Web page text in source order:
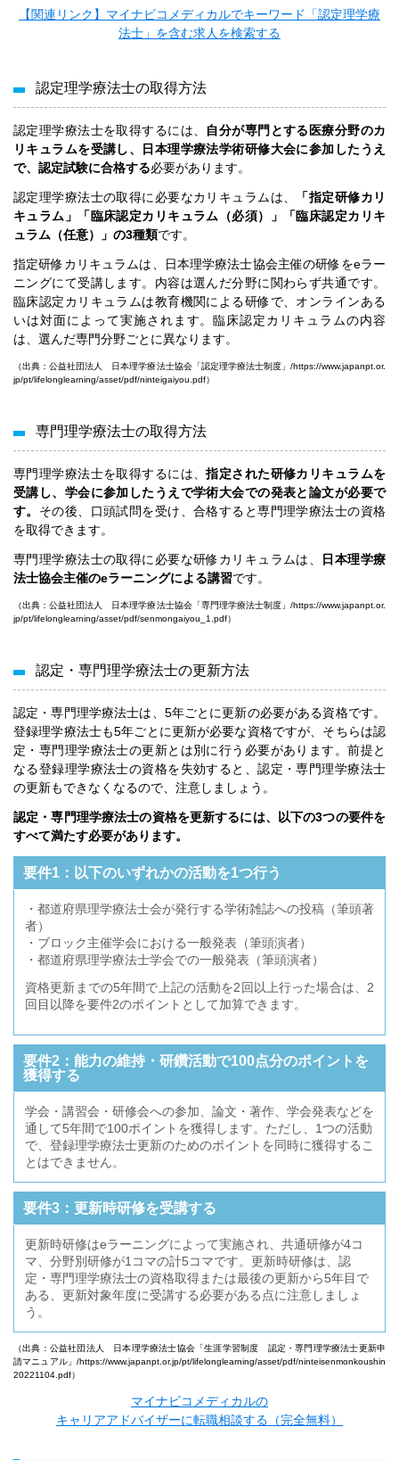
【関連リンク】マイナビコメディカルでキーワード「認定理学療
法士」を含む求人を検索する
認定理学療法士の取得方法
認定理学療法士を取得するには、 自分が専門とする医療分野のカ
リキュラムを受講し、日本理学療法学術研修大会に参加したうえ
で、認定試験に合格する必要があります。
認定理学療法士の取得に必要なカリキュラムは、
「指定研修カリ
キュラム」「臨床認定カリキュラム（必須）」「臨床認定カリキ
ュラム（任意）」の3種類です。
指定研修カリキュラムは、日本理学療法士協会主催の研修をeラー
ニングにて受講します。内容は選んだ分野に関わらず共通です。
臨床認定カリキュラムは教育機関による研修で、オンラインある
いは対面によって実施されます。臨床認定カリキュラムの内容
は、選んだ専門分野ごとに異なります。
（出典：公益社団法人 日本理学療法士協会「認定理学療法士制度」/https://www.japanpt.or.
jp/pt/lifelonglearning/asset/pdf/ninteigaiyou.pdf）
専門理学療法士の取得方法
専門理学療法士を取得するには、指定された研修カリキュラムを
受講し、学会に参加したうえで学術大会での発表と論文が必要で
す。 その後、口頭試問を受け、合格すると専門理学療法士の資格
を取得できます。
専門理学療法士の取得に必要な研修カリキュラムは、
日本理学療
法士協会主催のeラーニングによる講習です。
（出典：公益社団法人 日本理学療法士協会「専門理学療法士制度」/https://www.japanpt.or.
jp/pt/lifelonglearning/asset/pdf/senmongaiyou_1.pdf）
認定・専門理学療法士の更新方法
認定・専門理学療法士は、5年ごとに更新の必要がある資格です。
登録理学療法士も5年ごとに更新が必要な資格ですが、そちらは認
定・専門理学療法士の更新とは別に行う必要があります。前提と
なる登録理学療法士の資格を失効すると、認定・専門理学療法士
の更新もできなくなるので、注意しましょう。
認定・専門理学療法士の資格を更新するには、以下の3つの要件を
すべて満たす必要があります。
要件1：以下のいずれかの活動を1つ行う
・都道府県理学療法士会が発行する学術雑誌への投稿（筆頭著
者）
・ブロック主催学会における一般発表（筆頭演者）
・都道府県理学療法士学会での一般発表（筆頭演者）
資格更新までの5年間で上記の活動を2回以上行った場合は、2
回目以降を要件2のポイントとして加算できます。
要件2：能力の維持・研鑽活動で100点分のポイントを
獲得する
学会・講習会・研修会への参加、論⽂・著作、学会発表などを
通して5年間で100ポイントを獲得します。ただし、1つの活動
で、登録理学療法⼠更新のためのポイントを同時に獲得するこ
とはできません。
要件3：更新時研修を受講する
更新時研修はeラーニングによって実施され、共通研修が4コ
マ、分野別研修が1コマの計5コマです。更新時研修は、認
定・専門理学療法士の資格取得または最後の更新から5年目で
ある、更新対象年度に受講する必要がある点に注意しましょ
う。
（出典：公益社団法人 日本理学療法士協会「生涯学習制度 認定・専門理学療法士更新申
請マニュアル」/https://www.japanpt.or.jp/pt/lifelonglearning/asset/pdf/ninteisenmonkoushin
20221104.pdf）
マイナビコメディカルの
キャリアアドバイザーに転職相談する（完全無料）